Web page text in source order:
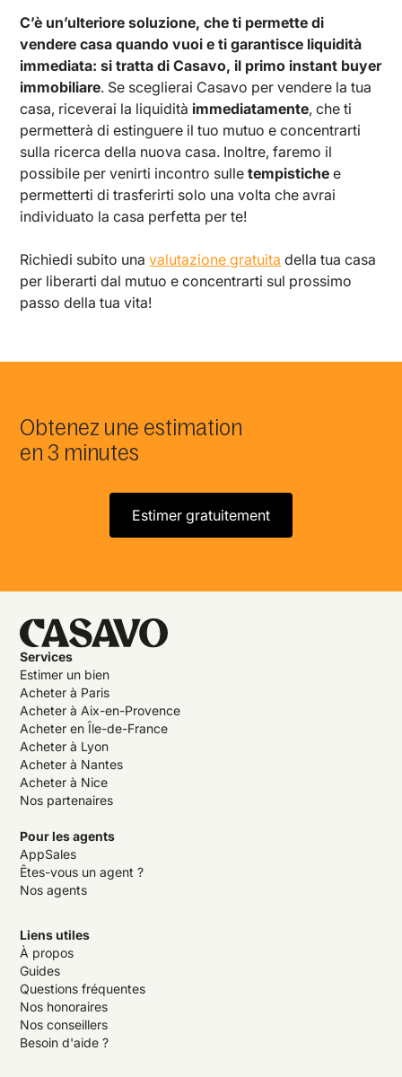
C’è un’ulteriore soluzione, che ti permette di
vendere casa quando vuoi e ti garantisce liquidità
immediata: si tratta di Casavo, il primo instant buyer
immobiliare. Se sceglierai Casavo per vendere la tua
casa, riceverai la liquidità immediatamente, che ti
permetterà di estinguere il tuo mutuo e concentrarti
sulla ricerca della nuova casa. Inoltre, faremo il
possibile per venirti incontro sulletempistiche e
permetterti di trasferirti solo una volta che avrai
individuato la casa perfetta per te!
Richiedi subito unavalutazione gratuita della tua casa
per liberarti dal mutuo e concentrarti sul prossimo
passo della tua vita!
Obtenez une estimation
en 3 minutes
Estimer gratuitement
Services
Estimer un bien
Acheter à Paris
Acheter à Aix-en-Provence
Acheter en Île-de-France
Acheter à Lyon
Acheter à Nantes
Acheter à Nice
Nos partenaires
Pour les agents
AppSales
Êtes-vous un agent ?
Nos agents
Liens utiles
À propos
Guides
Questions fréquentes
Nos honoraires
Nos conseillers
Besoin d'aide ?